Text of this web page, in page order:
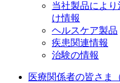
当社製品によ
け情報
ヘルスケア製品
疾患関連情報
治験の情報
医療関係者の皆さま